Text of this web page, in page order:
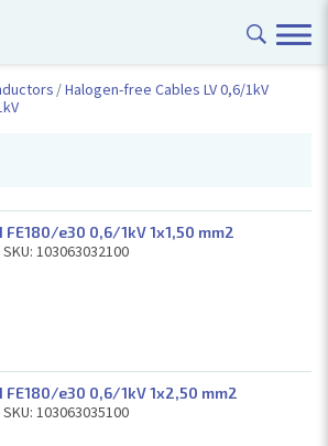
Halogen-free Cables LV 0,6/1kV
FE180/e30 0,6/1kV 1x1,50 mm2
103063032100
FE180/e30 0,6/1kV 1x2,50 mm2
103063035100